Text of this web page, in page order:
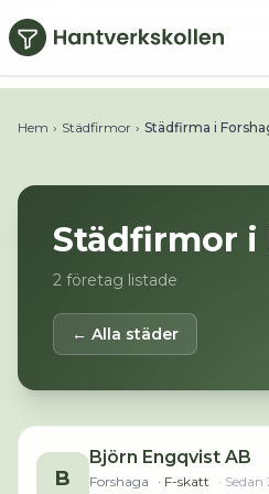
Hoppa till huvudinnehåll
Hem › Städfirmor › Städfirma i
Städfirmor i
2 företag listade
← Alla städer
B
Björn Engqvist AB
Forshaga · F-skatt · Sedan